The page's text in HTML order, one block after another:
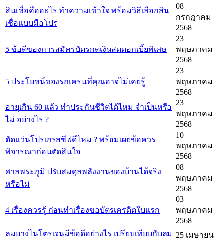
สินเชื่อคืออะไร ทำความเข้าใจ พร้อมวิธีเลือกสิน
เชื่อแบบมือโปร
08
กรกฎาคม
2568
5 ข้อดีของการสมัครบัตรกดเงินสดดอกเบี้ยพิเศษ
23
พฤษภาคม
2568
5 ประโยชน์ของรถเครนที่คุณอาจไม่เคยรู้
23
พฤษภาคม
2568
อายุเกิน 60 แล้ว ทำประกันชีวิตได้ไหม จำเป็นหรือ
ไม่ อย่างไร ?
23
พฤษภาคม
2568
ตัดแว่นโปรเกรสซีฟดีไหม ? พร้อมเผยข้อควร
พิจารณาก่อนตัดสินใจ
10
พฤษภาคม
2568
ศาลพระภูมิ ปรับสมดุลพลังงานของบ้านได้จริง
หรือไม่
08
พฤษภาคม
2568
4 เรื่องควรรู้ ก่อนทำเรื่องขอบัตรเครดิตใบแรก
03
พฤษภาคม
2568
ลมยางไนโตรเจนมีข้อดีอย่างไร เปรียบเทียบกับลม 25 เมษายน